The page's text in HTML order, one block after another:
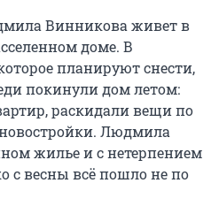
Винникова живет в
доме. В
планируют снести,
покинули дом летом:
раскидали вещи по
Людмила
жилье и с нетерпением
с весны всё пошло не по